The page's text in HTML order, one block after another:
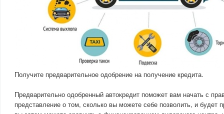
Получите предварительное одобрение на получение кредита.
Предварительно одобренный автокредит поможет вам начать с
представление о том, сколько вы можете себе позволить, и будет